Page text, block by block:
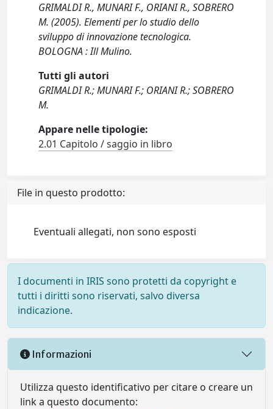
GRIMALDI R., MUNARI F., ORIANI R., SOBRERO
M. (2005). Elementi per lo studio dello
sviluppo di innovazione tecnologica.
BOLOGNA : Ill Mulino.
Tutti gli autori
GRIMALDI R.; MUNARI F.; ORIANI R.; SOBRERO
M.
Appare nelle tipologie:
2.01 Capitolo / saggio in libro
File in questo prodotto:
Eventuali allegati, non sono esposti
I documenti in IRIS sono protetti da copyright e
tutti i diritti sono riservati, salvo diversa
indicazione.
Informazioni
Utilizza questo identificativo per citare o creare un
link a questo documento: